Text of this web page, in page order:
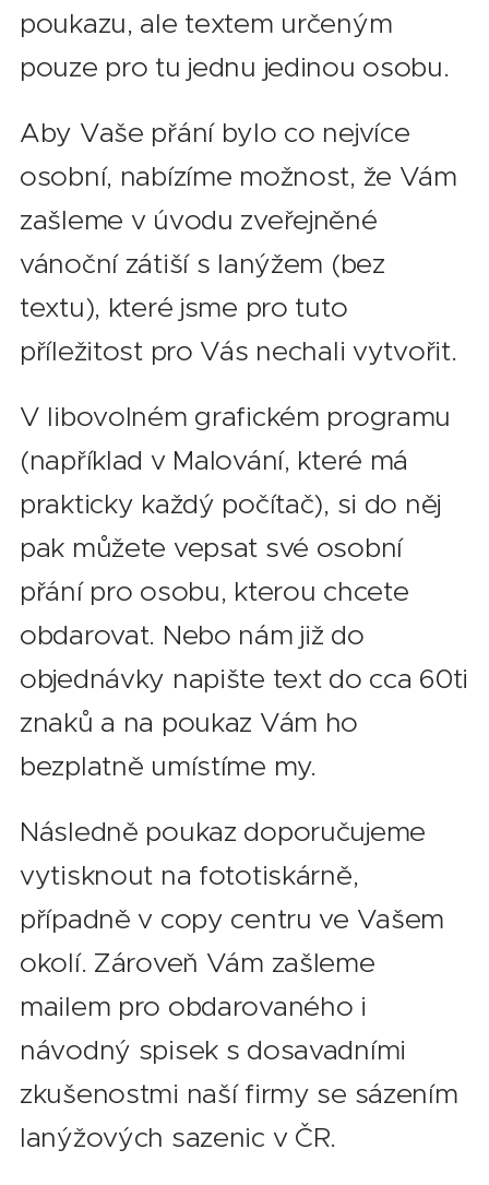
poukazu, ale textem určeným
pouze pro tu jednu jedinou osobu.
Aby Vaše přání bylo co nejvíce
osobní, nabízíme možnost, že Vám
zašleme v úvodu zveřejněné
vánoční zátiší s lanýžem (bez
textu), které jsme pro tuto
příležitost pro Vás nechali vytvořit.
V libovolném grafickém programu
(například v Malování, které má
prakticky každý počítač), si do něj
pak můžete vepsat své osobní
přání pro osobu, kterou chcete
obdarovat. Nebo nám již do
objednávky napište text do cca 60ti
znaků a na poukaz Vám ho
bezplatně umístíme my.
Následně poukaz doporučujeme
vytisknout na fototiskárně,
případně v copy centru ve Vašem
okolí. Zároveň Vám zašleme
mailem pro obdarovaného i
návodný spisek s dosavadními
zkušenostmi naší firmy se sázením
lanýžových sazenic v ČR.